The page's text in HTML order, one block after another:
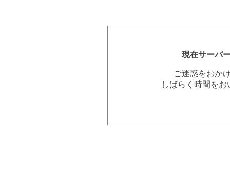
現在サーバ
ご迷惑をおか
しばらく時間を